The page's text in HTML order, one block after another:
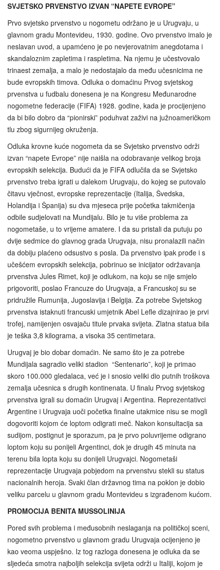
SVJETSKO PRVENSTVO IZVAN “NAPETE EVROPE”
Prvo svjetsko prvenstvo u nogometu održano je u Urugvaju, u
glavnom gradu Montevideu, 1930. godine. Ovo prvenstvo imalo je
neslavan uvod, a upamćeno je po nevjerovatnim anegdotama i
skandaloznim zapletima i raspletima. Na njemu je učestvovalo
trinaest zemalja, a malo je nedostajalo da među učesnicima ne
bude evropskih timova. Odluka o domaćinu Prvog svjetskog
prvenstva u fudbalu donesena je na Kongresu Međunarodne
nogometne federacije (FIFA) 1928. godine, kada je procijenjeno
da bi bilo dobro da “pionirski” poduhvat zaživi na južnoameričkom
tlu zbog sigurnijeg okruženja.
Odluka krovne kuće nogometa da se Svjetsko prvenstvo održi
izvan “napete Evrope” nije naišla na odobravanje velikog broja
evropskih selekcija. Budući da je FIFA odlučila da se Svjetsko
prvenstvo treba igrati u dalekom Urugvaju, do kojeg se putovalo
čitavu vječnost, evropske reprezentacije (Italija, Švedska,
Holandija i Španija) su dva mjeseca prije početka takmičenja
odbile sudjelovati na Mundijalu. Bilo je tu više problema za
nogometaše, u to vrijeme amatere. I da su pristali da putuju po
dvije sedmice do glavnog grada Urugvaja, nisu pronalazili način
da dobiju plaćeno odsustvo s posla. Da prvenstvo ipak prođe i s
učešćem evropskih selekcija, pobrinuo se inicijator održavanja
prvenstva Jules Rimet, koji je odlukom, na koju se nije smjelo
prigovoriti, poslao Francuze do Urugvaja, a Francuskoj su se
pridružile Rumunija, Jugoslavija i Belgija. Za potrebe Svjetskog
prvenstva istaknuti francuski umjetnik Abel Lefle dizajnirao je prvi
trofej, namijenjen osvajaču titule prvaka svijeta. Zlatna statua bila
je teška 3,8 kilograma, a visoka 35 centimetara.
Urugvaj je bio dobar domaćin. Ne samo što je za potrebe
Mundijala sagradio veliki stadion “Sentenario”, koji je primao
skoro 100.000 gledalaca, već je i snosio veliki dio putnih troškova
zemalja učesnica s drugih kontinenata. U finalu Prvog svjetskog
prvenstva igrali su domaćin Urugvaj i Argentina. Reprezentativci
Argentine i Urugvaja uoči početka finalne utakmice nisu se mogli
dogovoriti kojom će loptom odigrati meč. Nakon konsultacija sa
sudijom, postignut je sporazum, pa je prvo poluvrijeme odigrano
loptom koju su ponijeli Argentinci, dok je drugih 45 minuta na
terenu bila lopta koju su donijeli Urugvajci. Nogometaši
reprezentacije Urugvaja pobjedom na prvenstvu stekli su status
nacionalnih heroja. Svaki član državnog tima na poklon je dobio
veliku parcelu u glavnom gradu Montevideu s izgrađenom kućom.
PROMOCIJA BENITA MUSSOLINIJA
Pored svih problema i međusobnih neslaganja na političkoj sceni,
nogometno prvenstvo u glavnom gradu Urugvaja ocijenjeno je
kao veoma uspješno. Iz tog razloga donesena je odluka da se
sljedeća smotra najboljih selekcija svijeta održi u Italiji, kojom je